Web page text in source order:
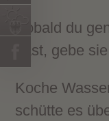
Sobald du
hast, gebe
Koche
schütte es